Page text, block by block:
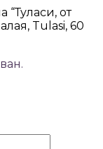
“Туласи, от
Tulasi, 60